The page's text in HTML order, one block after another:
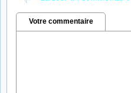
Votre commentaire